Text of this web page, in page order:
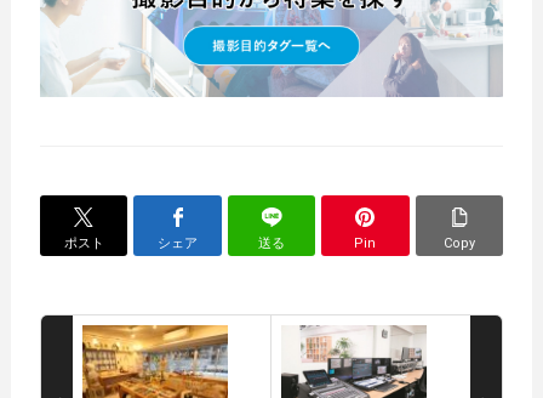
ポスト シェア 送る Pin Copy